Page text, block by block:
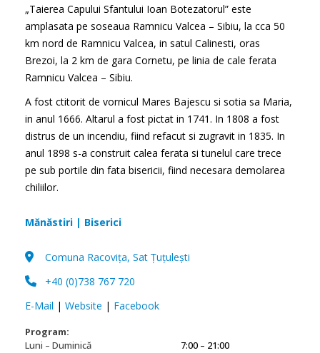
„Taierea Capului Sfantului Ioan Botezatorul” este
amplasata pe soseaua Ramnicu Valcea – Sibiu, la cca 50
km nord de Ramnicu Valcea, in satul Calinesti, oras
Brezoi, la 2 km de gara Cornetu, pe linia de cale ferata
Ramnicu Valcea – Sibiu.
A fost ctitorit de vornicul Mares Bajescu si sotia sa Maria,
in anul 1666. Altarul a fost pictat in 1741. In 1808 a fost
distrus de un incendiu, fiind refacut si zugravit in 1835. In
anul 1898 s-a construit calea ferata si tunelul care trece
pe sub portile din fata bisericii, fiind necesara demolarea
chiliilor.
Mănăstiri | Biserici
Comuna Racoviţa, Sat Ţuţuleşti
+40 (0)738 767 720
E-Mail | Website | Facebook
Program:
Luni – Duminică
7:00 – 21:00